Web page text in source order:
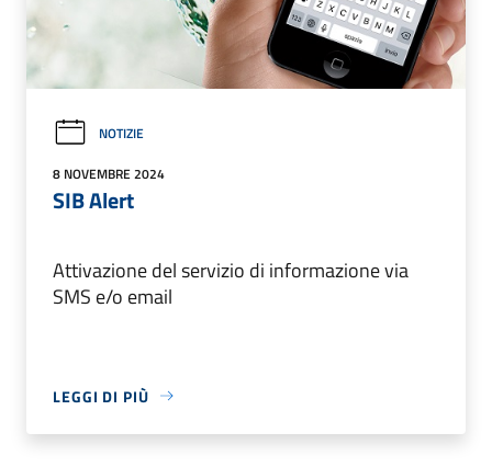
NOTIZIE
8 NOVEMBRE 2024
SIB Alert
Attivazione del servizio di informazione via
SMS e/o email
LEGGI DI PIÙ